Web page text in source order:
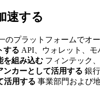
速する
のプラットフォームでオ
する API、ウォレット、モ
を組み込む フィンテック
ンカーとして活用する 銀
活用する 事業部門および